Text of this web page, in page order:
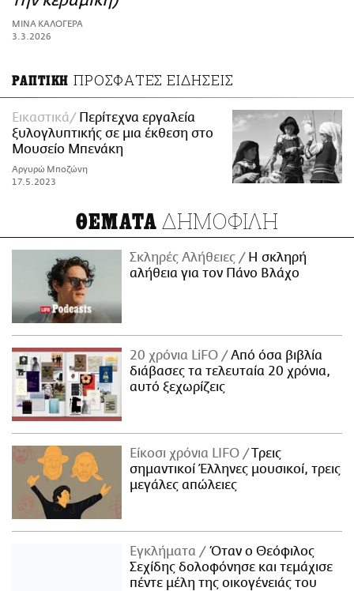
ΑΜΠΑ
PRINT
ΜΙΝΑ ΚΑΛΟΓΕΡΑ
3.3.2026
ΡΑΠΤΙΚΗ ΠΡΟΣΦΑΤΕΣ ΕΙΔΗΣΕΙΣ
Εικαστικά
Περίτεχνα εργαλεία
ξυλογλυπτικής σε μια έκθεση στο
Μουσείο Μπενάκη
Αργυρώ Μποζώνη
17.5.2023
ΘΕΜΑΤΑ ΔΗΜΟΦΙΛΗ
Σκληρές Αλήθειες
H σκληρή
αλήθεια για τον Πάνο Βλάχο
20 χρόνια LiFO
Από όσα βιβλία
διάβασες τα τελευταία 20 χρόνια,
αυτό ξεχωρίζεις
Είκοσι χρόνια LIFO
Tρεις
σημαντικοί Έλληνες μουσικοί, τρεις
μεγάλες απώλειες
Εγκλήματα
Όταν ο Θεόφιλος
Σεχίδης δολοφόνησε και τεμάχισε
πέντε μέλη της οικογένειάς του